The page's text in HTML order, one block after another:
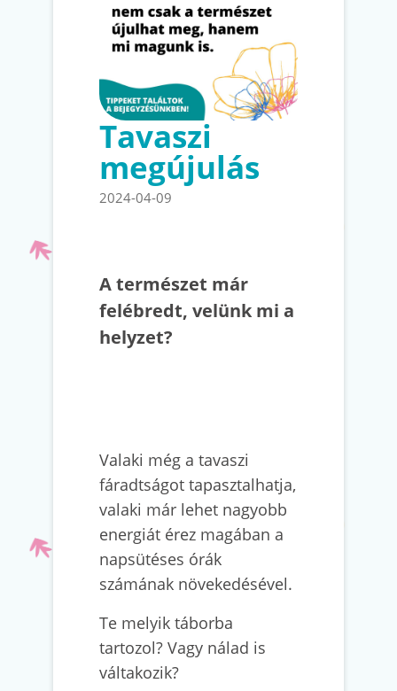
Tavaszi
megújulás
2024-04-09
A természet már
felébredt, velünk mi a
helyzet?
Valaki még a tavaszi
fáradtságot tapasztalhatja,
valaki már lehet nagyobb
energiát érez magában a
napsütéses órák
számának növekedésével.
Te melyik táborba
tartozol? Vagy nálad is
váltakozik?